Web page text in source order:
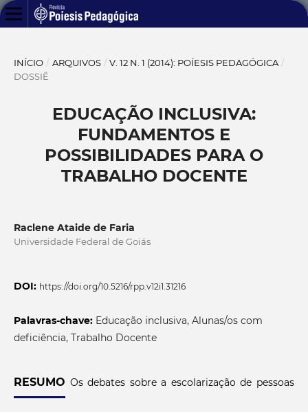
INÍCIO / ARQUIVOS / V. 12 N. 1 (2014): POÍESIS PEDAGÓGICA /
DOSSIÊ
EDUCAÇÃO INCLUSIVA:
FUNDAMENTOS E
POSSIBILIDADES PARA O
TRABALHO DOCENTE
Raclene Ataide de Faria
Universidade Federal de Goiás
DOI: https://doi.org/10.5216/rpp.v12i1.31216
Palavras-chave: Educação inclusiva, Alunas/os com
deficiência, Trabalho Docente
RESUMO Os debates sobre a escolarização de pessoas